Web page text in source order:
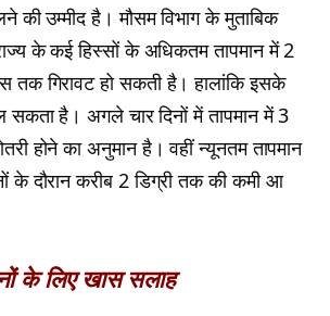
की उम्मीद है। मौसम विभाग के मुताबिक
के कई हिस्सों के अधिकतम तापमान में 2
तक गिरावट हो सकती है। हालांकि इसके
सकता है। अगले चार दिनों में तापमान में 3
होने का अनुमान है। वहीं न्यूनतम तापमान
के दौरान करीब 2 डिग्री तक की कमी आ
के लिए खास सलाह